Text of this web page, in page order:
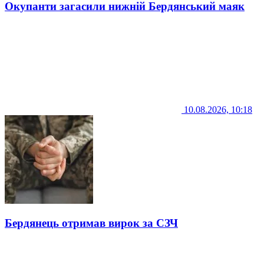
Окупанти загасили нижній Бердянський маяк
10.08.2026, 10:18
Бердянець отримав вирок за СЗЧ